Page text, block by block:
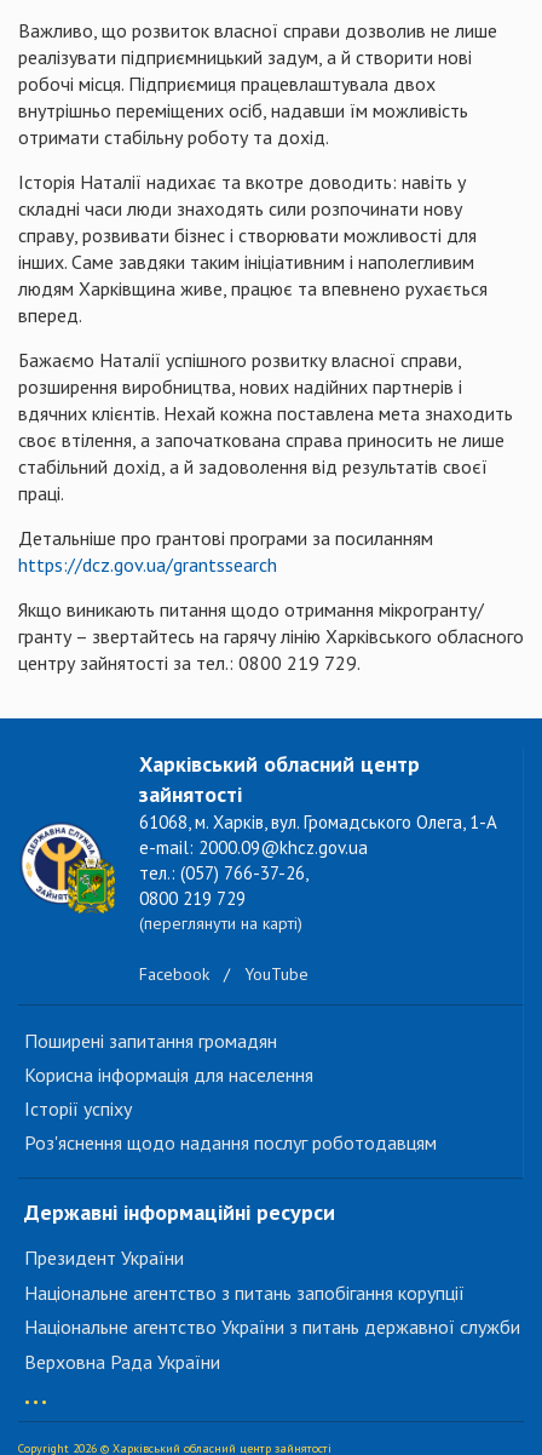
Важливо, що розвиток власної справи дозволив не лише
реалізувати підприємницький задум, а й створити нові
робочі місця. Підприємиця працевлаштувала двох
внутрішньо переміщених осіб, надавши їм можливість
отримати стабільну роботу та дохід.
Історія Наталії надихає та вкотре доводить: навіть у
складні часи люди знаходять сили розпочинати нову
справу, розвивати бізнес і створювати можливості для
інших. Саме завдяки таким ініціативним і наполегливим
людям Харківщина живе, працює та впевнено рухається
вперед.
Бажаємо Наталії успішного розвитку власної справи,
розширення виробництва, нових надійних партнерів і
вдячних клієнтів. Нехай кожна поставлена мета знаходить
своє втілення, а започаткована справа приносить не лише
стабільний дохід, а й задоволення від результатів своєї
праці.
Детальніше про грантові програми за посиланням
https://dcz.gov.ua/grantssearch
Якщо виникають питання щодо отримання мікрогранту/
гранту – звертайтесь на гарячу лінію Харківського обласного
центру зайнятості за тел.: 0800 219 729.
Харківський обласний центр
зайнятості
61068, м. Харків, вул. Громадського Олега, 1-А
e-mail: 2000.09@khcz.gov.ua
тел.: (057) 766-37-26,
0800 219 729
(переглянути на карті)
Facebook / YouTube
Поширені запитання громадян
Корисна інформація для населення
Історії успіху
Роз'яснення щодо надання послуг роботодавцям
Державні інформаційні ресурси
Президент України
Національне агентство з питань запобігання корупції
Національне агентство України з питань державної служби
Верховна Рада України
...
Copyright 2026 © Харківський обласний центр зайнятості